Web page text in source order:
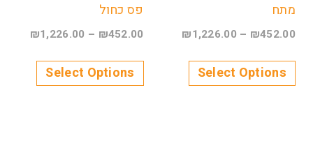
מתח
₪452.00
–
₪1,226.00
Select Options
פס כחול
₪452.00
–
₪1,226.00
Select Options